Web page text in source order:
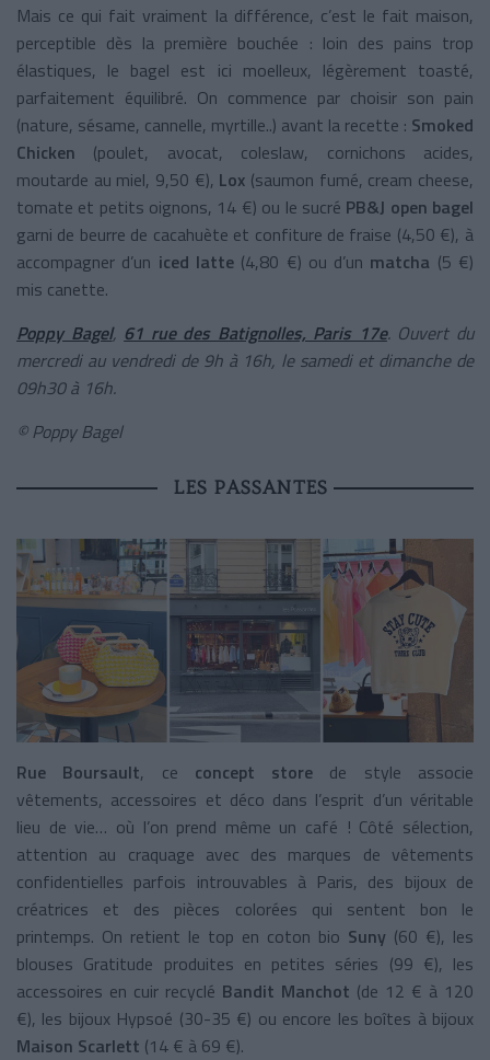
Mais ce qui fait vraiment la différence, c’est le fait maison,
perceptible dès la première bouchée : loin des pains trop
élastiques, le bagel est ici moelleux, légèrement toasté,
parfaitement équilibré. On commence par choisir son pain
(nature, sésame, cannelle, myrtille..) avant la recette : Smoked
Chicken (poulet, avocat, coleslaw, cornichons acides,
moutarde au miel, 9,50 €), Lox (saumon fumé, cream cheese,
tomate et petits oignons, 14 €) ou le sucré PB&J open bagel
garni de beurre de cacahuète et confiture de fraise (4,50 €), à
accompagner d’un iced latte(4,80 €) ou d’un matcha (5 €)
mis canette.
Poppy Bagel, 61 rue des Batignolles, Paris 17e. Ouvert du
mercredi au vendredi de 9h à 16h, le samedi et dimanche de
09h30 à 16h.
© Poppy Bagel
LES PASSANTES
Rue Boursault, ce concept store de style associe
vêtements, accessoires et déco dans l’esprit d’un véritable
lieu de vie… où l’on prend même un café ! Côté sélection,
attention au craquage avec des marques de vêtements
confidentielles parfois introuvables à Paris, des bijoux de
créatrices et des pièces colorées qui sentent bon le
printemps. On retient le top en coton bio Suny (60 €), les
blouses Gratitude produites en petites séries (99 €), les
accessoires en cuir recyclé Bandit Manchot (de 12 € à 120
€), les bijoux Hypsoé (30-35 €) ou encore les boîtes à bijoux
Maison Scarlett (14 € à 69 €).